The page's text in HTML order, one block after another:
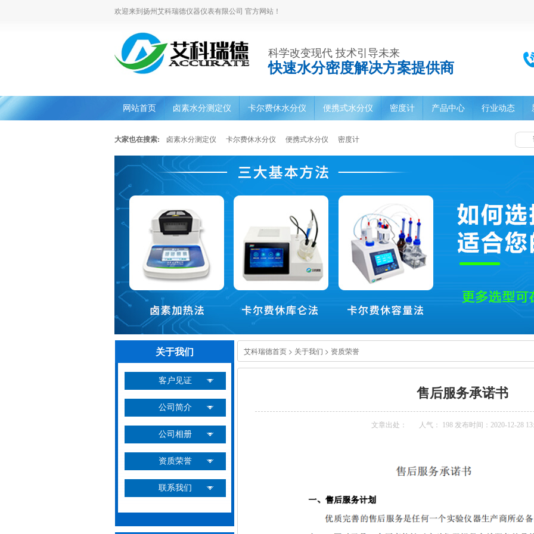
欢迎来到扬州艾科瑞德仪器仪表有限公司 官方网站！
科学改变现代 技术引导未来
快速水分密度解决方案提供商
网站首页 卤素水分测定仪 卡尔费休水分仪 便携式水分仪 密度计 产品中心 行业动态
大家也在搜索: 卤素水分测定仪 卡尔费休水分仪 便携式水分仪 密度计
关于我们
客户见证
公司简介
公司相册
资质荣誉
联系我们
艾科瑞德首页 > 关于我们 > 资质荣誉
售后服务承诺书
文章出处： 人气： 198 发布时间：2020-12-28